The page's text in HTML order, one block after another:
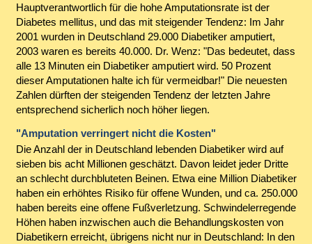
Hauptverantwortlich für die hohe Amputationsrate ist der
Diabetes mellitus, und das mit steigender Tendenz: Im Jahr
2001 wurden in Deutschland 29.000 Diabetiker amputiert,
2003 waren es bereits 40.000. Dr. Wenz: "Das bedeutet, dass
alle 13 Minuten ein Diabetiker amputiert wird. 50 Prozent
dieser Amputationen halte ich für vermeidbar!" Die neuesten
Zahlen dürften der steigenden Tendenz der letzten Jahre
entsprechend sicherlich noch höher liegen.
"Amputation verringert nicht die Kosten"
Die Anzahl der in Deutschland lebenden Diabetiker wird auf
sieben bis acht Millionen geschätzt. Davon leidet jeder Dritte
an schlecht durchbluteten Beinen. Etwa eine Million Diabetiker
haben ein erhöhtes Risiko für offene Wunden, und ca. 250.000
haben bereits eine offene Fußverletzung. Schwindelerregende
Höhen haben inzwischen auch die Behandlungskosten von
Diabetikern erreicht, übrigens nicht nur in Deutschland: In den